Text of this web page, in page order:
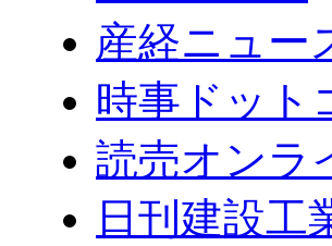
産経ニュー
時事ドット
読売オンラ
日刊建設工